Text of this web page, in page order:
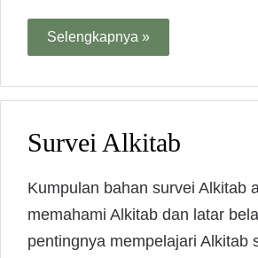
Selengkapnya »
Survei Alkitab
Kumpulan bahan survei Alkitab
memahami Alkitab dan latar
pentingnya mempelajari Alkitab